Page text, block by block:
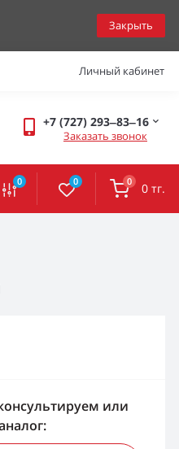
Закрыть
Личный кабинет
+7 (727) 293‒83‒16
Заказать звонок
0 0 0 0 тг.
или